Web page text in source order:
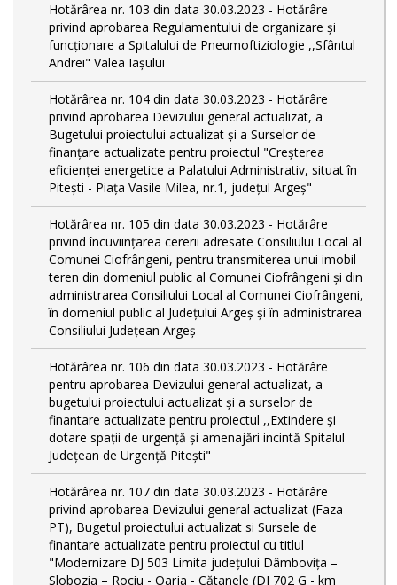
Hotărârea nr. 103 din data 30.03.2023 - Hotărâre
privind aprobarea Regulamentului de organizare și
funcționare a Spitalului de Pneumoftiziologie ,,Sfântul
Andrei" Valea Iașului
Hotărârea nr. 104 din data 30.03.2023 - Hotărâre
privind aprobarea Devizului general actualizat, a
Bugetului proiectului actualizat și a Surselor de
finanțare actualizate pentru proiectul "Creşterea
eficienţei energetice a Palatului Administrativ, situat în
Piteşti - Piaţa Vasile Milea, nr.1, judeţul Argeş"
Hotărârea nr. 105 din data 30.03.2023 - Hotărâre
privind încuviințarea cererii adresate Consiliului Local al
Comunei Ciofrângeni, pentru transmiterea unui imobil-
teren din domeniul public al Comunei Ciofrângeni și din
administrarea Consiliului Local al Comunei Ciofrângeni,
în domeniul public al Județului Argeș și în administrarea
Consiliului Județean Argeș
Hotărârea nr. 106 din data 30.03.2023 - Hotărâre
pentru aprobarea Devizului general actualizat, a
bugetului proiectului actualizat și a surselor de
finantare actualizate pentru proiectul ,,Extindere și
dotare spații de urgență și amenajări incintă Spitalul
Județean de Urgență Pitești"
Hotărârea nr. 107 din data 30.03.2023 - Hotărâre
privind aprobarea Devizului general actualizat (Faza –
PT), Bugetul proiectului actualizat si Sursele de
finantare actualizate pentru proiectul cu titlul
"Modernizare DJ 503 Limita județului Dâmbovița –
Slobozia – Rociu - Oarja - Cătanele (DJ 702 G - km